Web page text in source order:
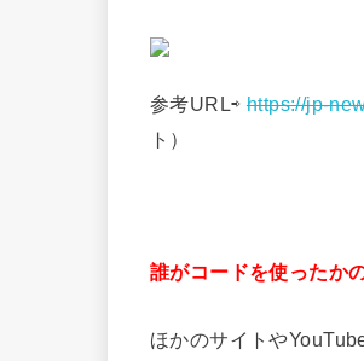
参考URL⇨https://jp-
ト）
誰がコードを使ったか
ほかのサイトや